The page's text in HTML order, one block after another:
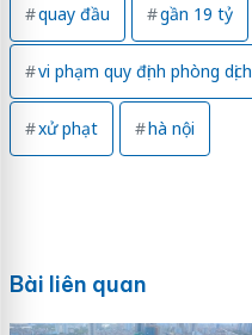
quay đầu gần 19 tỷ
vi phạm quy định phòng dịch
xử phạt hà nội
Bài liên quan